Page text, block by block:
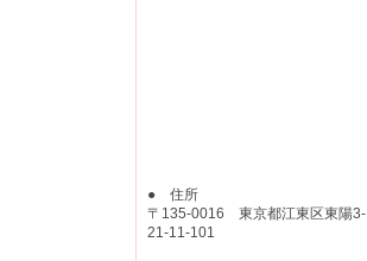
● 住所
〒135-0016 東京都江東区東陽3-
21-11-101